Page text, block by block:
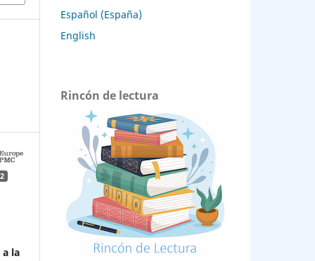
2
la
Español (España)
English
Rincón de lectura